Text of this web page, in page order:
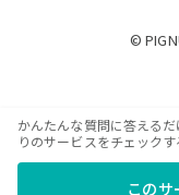
©
かんたんな質問に答える
りのサービスをチェックす
この